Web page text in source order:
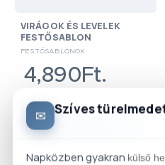
VIRÁGOK ÉS LEVELEK
FESTŐSABLON
FESTŐSABLONOK
4,890Ft.
✉ Szíves
Napközben gyakran külső